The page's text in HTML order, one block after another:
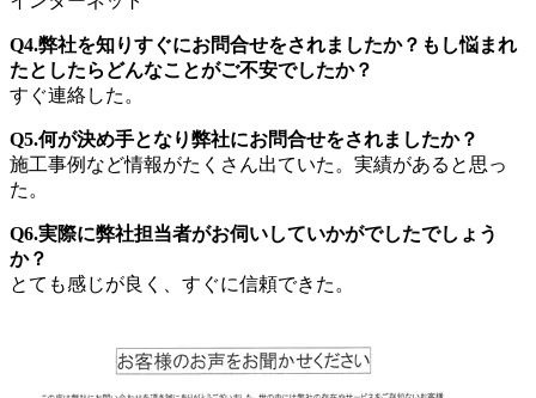
Q4.弊社を知りすぐにお問合せをされましたか？もし悩まれ
たとしたらどんなことがご不安でしたか？
すぐ連絡した。
Q5.何が決め手となり弊社にお問合せをされましたか？
施工事例など情報がたくさん出ていた。実績があると思っ
た。
Q6.実際に弊社担当者がお伺いしていかがでしたでしょう
か？
とても感じが良く、すぐに信頼できた。